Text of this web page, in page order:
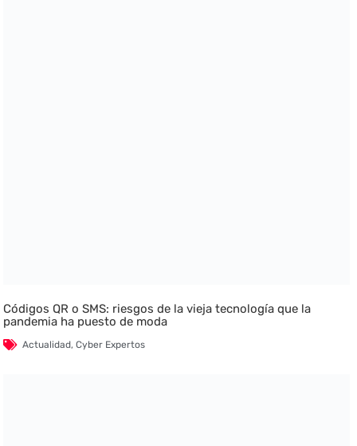
Códigos QR o SMS: riesgos de la vieja tecnología que la
pandemia ha puesto de moda
Actualidad,Cyber Expertos